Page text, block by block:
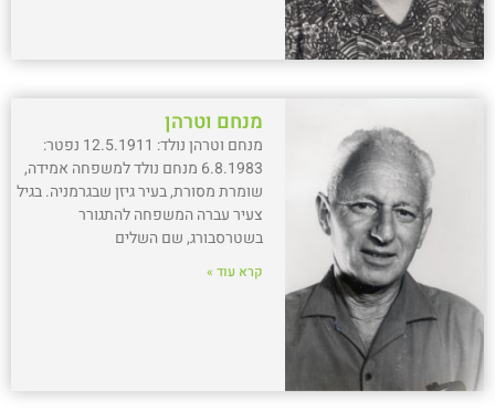
מנחם וטרהן
מנחם וטרהן נולד: 12.5.1911 נפטר:
6.8.1983 מנחם נולד למשפחה אמידה,
שומרת מסורת, בעיר גיזן שבגרמניה. בגיל
צעיר עברה המשפחה להתגורר
בשטרסבורג, שם השלים
קרא עוד »